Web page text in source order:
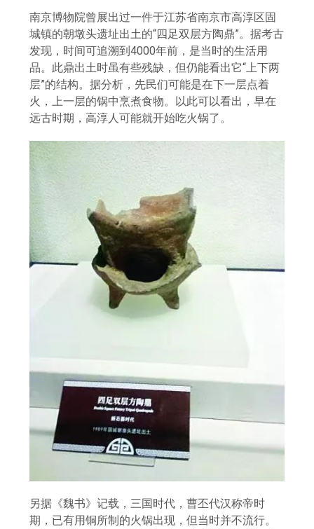
南京博物院曾展出过一件于江苏省南京市高淳区固
城镇的朝墩头遗址出土的“四足双层方陶鼎”。据考古
发现，时间可追溯到4000年前，是当时的生活用
品。此鼎出土时虽有些残缺，但仍能看出它“上下两
层”的结构。据分析，先民们可能是在下一层点着
火，上一层的锅中烹煮食物。以此可以看出，早在
远古时期，高淳人可能就开始吃火锅了。
另据《魏书》记载，三国时代，曹丕代汉称帝时
期，已有用铜所制的火锅出现，但当时并不流行。